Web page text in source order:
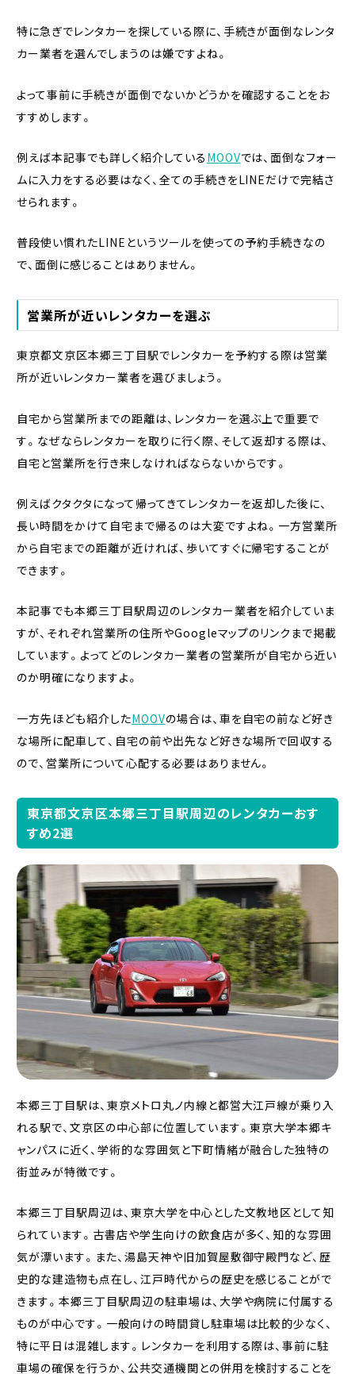
特に急ぎでレンタカーを探している際に、手続きが面倒なレンタ
カー業者を選んでしまうのは嫌ですよね。
よって事前に手続きが面倒でないかどうかを確認することをお
すすめします。
例えば本記事でも詳しく紹介している MOOVでは、面倒なフォー
ムに入力をする必要はなく、全ての手続きをLINEだけで完結さ
せられます。
普段使い慣れたLINEというツールを使っての予約手続きなの
で、面倒に感じることはありません。
営業所が近いレンタカーを選ぶ
東京都文京区本郷三丁目駅でレンタカーを予約する際は営業
所が近いレンタカー業者を選びましょう。
自宅から営業所までの距離は、レンタカーを選ぶ上で重要で
す。なぜならレンタカーを取りに行く際、そして返却する際は、
自宅と営業所を行き来しなければならないからです。
例えばクタクタになって帰ってきてレンタカーを返却した後に、
長い時間をかけて自宅まで帰るのは大変ですよね。一方営業所
から自宅までの距離が近ければ、歩いてすぐに帰宅することが
できます。
本記事でも本郷三丁目駅周辺のレンタカー業者を紹介していま
すが、それぞれ営業所の住所やGoogleマップのリンクまで掲載
しています。よってどのレンタカー業者の営業所が自宅から近い
のか明確になりますよ。
一方先ほども紹介したMOOVの場合は、車を自宅の前など好き
な場所に配車して、自宅の前や出先など好きな場所で回収する
ので、営業所について心配する必要はありません。
東京都文京区本郷三丁目駅周辺のレンタカーおす
すめ2選
本郷三丁目駅は、東京メトロ丸ノ内線と都営大江戸線が乗り入
れる駅で、文京区の中心部に位置しています。東京大学本郷キ
ャンパスに近く、学術的な雰囲気と下町情緒が融合した独特の
街並みが特徴です。
本郷三丁目駅周辺は、東京大学を中心とした文教地区として知
られています。古書店や学生向けの飲食店が多く、知的な雰囲
気が漂います。また、湯島天神や旧加賀屋敷御守殿門など、歴
史的な建造物も点在し、江戸時代からの歴史を感じることがで
きます。本郷三丁目駅周辺の駐車場は、大学や病院に付属する
ものが中心です。一般向けの時間貸し駐車場は比較的少なく、
特に平日は混雑します。レンタカーを利用する際は、事前に駐
車場の確保を行うか、公共交通機関との併用を検討することを